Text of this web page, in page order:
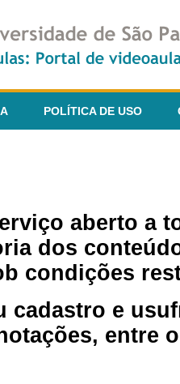
POLÍTICA DE USO
aberto a
dos
condições
cadastro e
entre